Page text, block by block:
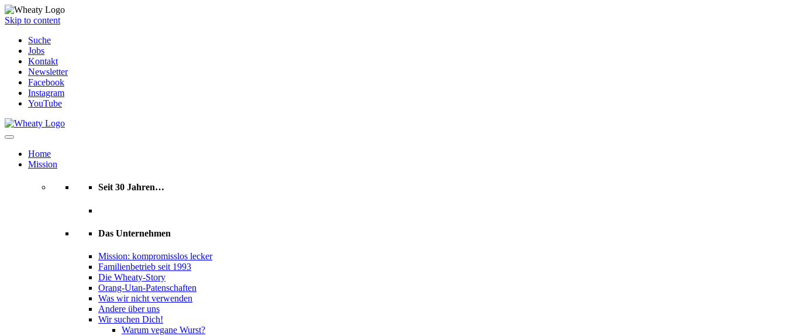
Skip to content
Suche
Jobs
Kontakt
Newsletter
Facebook
Instagram
YouTube
Home
Mission
Seit 30 Jahren…
Das Unternehmen
Mission: kompromisslos lecker
Familienbetrieb seit 1993
Die Wheaty-Story
Orang-Utan-Patenschaften
Was wir nicht verwenden
Andere über uns
Wir suchen Dich!
Warum vegane Wurst?